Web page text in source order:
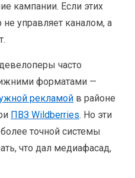
кампании. Если этих
управляет каналом, а
часто
форматами —
рекламой в районе
ПВЗ Wildberries. Но эти
точной системы
что дал медиафасад,